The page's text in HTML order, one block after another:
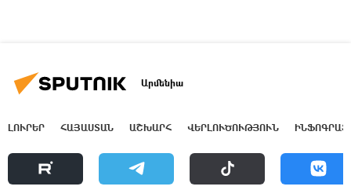
Արմենիա
ԼՈՒՐԵՐ ՀԱՅԱՍՏԱՆ ԱՇԽԱՐՀ ՎԵՐԼՈՒԾՈՒԹՅՈՒՆ